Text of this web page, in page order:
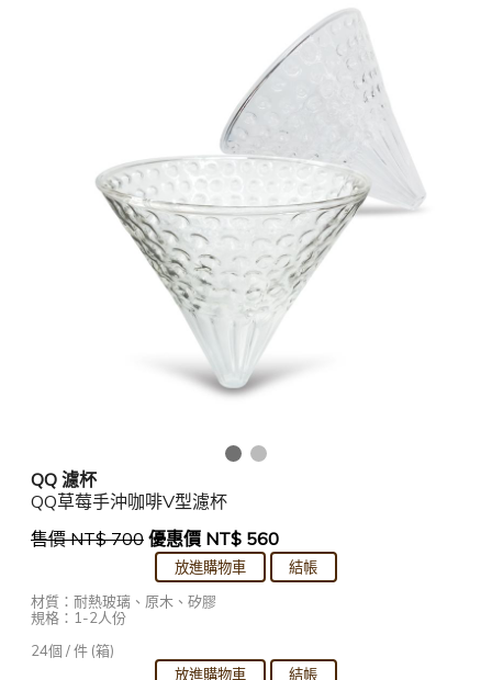
QQ 濾杯
QQ草莓手沖咖啡V型濾杯
售價 NT$ 700 優惠價 NT$ 560
材質：耐熱玻璃、原木、矽膠
規格： 1-2人份
24個 / 件 (箱)